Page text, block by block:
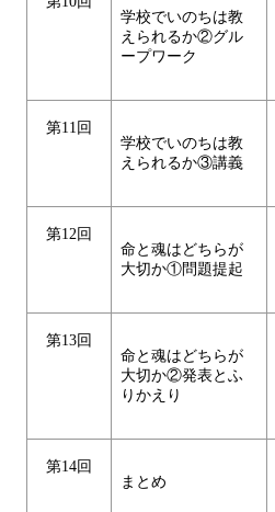
学校でいのちは教
えられるか②グル
ープワーク
第11回
学校でいのちは教
えられるか③講義
第12回
命と魂はどちらが
大切か①問題提起
第13回
命と魂はどちらが
大切か②発表とふ
りかえり
第14回
まとめ